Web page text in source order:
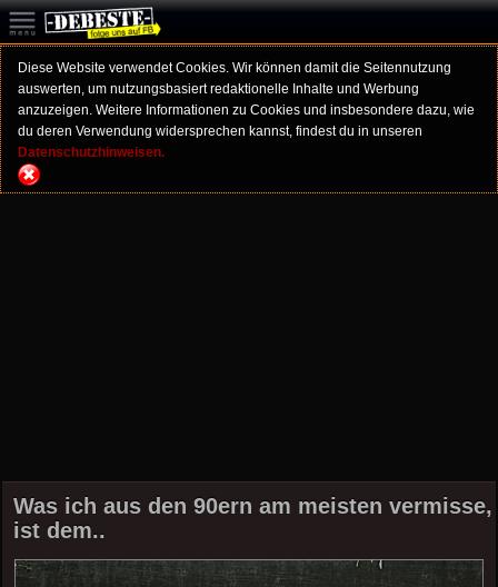
Diese Website verwendet Cookies. Wir können damit die Seitennutzung
auswerten, um nutzungsbasiert redaktionelle Inhalte und Werbung
anzuzeigen. Weitere Informationen zu Cookies und insbesondere dazu, wie
du deren Verwendung widersprechen kannst, findest du in unseren
Datenschutzhinweisen.
Was ich aus den 90ern am meisten vermisse,
ist dem..